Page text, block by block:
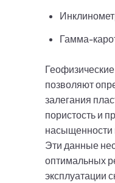
Гамма-
позволяют
залегания
пористость и
насыщенности
Эти данные
оптимальных
эксплуатации